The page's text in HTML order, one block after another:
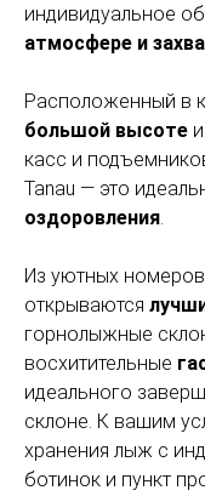
индивидуальное
атмосфере и
Расположенный в
большой высоте
касс и
Tanau — это
оздоровления.
Из уютных номеров
открываются
горнолыжные
восхитительные
идеального
склоне. К вашим
хранения лыж с
ботинок и пункт